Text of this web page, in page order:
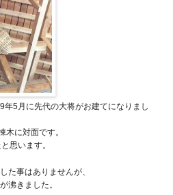
年5月に先代の大将がお建てになりまし
木に対面です。
思います。
た事はありませんが、
沸きました。